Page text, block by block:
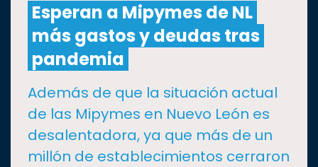
CULTURA
DEPORTES
I+D+IEXPERTOS
SALUD
Esperan a Mipymes de NL
más gastos y deudas tras
pandemia
Además de que la situación actual
de las Mipymes en Nuevo León es
desalentadora, ya que más de un
millón de establecimientos cerraron